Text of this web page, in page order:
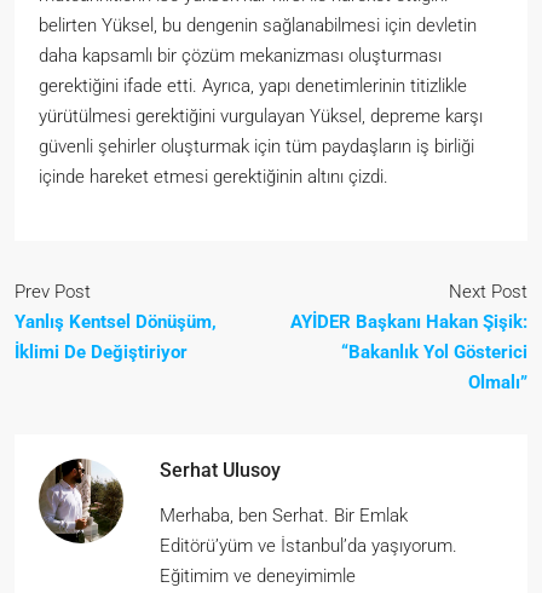
belirten Yüksel, bu dengenin sağlanabilmesi için devletin
daha kapsamlı bir çözüm mekanizması oluşturması
gerektiğini ifade etti. Ayrıca, yapı denetimlerinin titizlikle
yürütülmesi gerektiğini vurgulayan Yüksel, depreme karşı
güvenli şehirler oluşturmak için tüm paydaşların iş birliği
içinde hareket etmesi gerektiğinin altını çizdi.
Prev Post
Yanlış Kentsel Dönüşüm,
İklimi De Değiştiriyor
Next Post
AYİDER Başkanı Hakan Şişik:
“Bakanlık Yol Gösterici
Olmalı”
Serhat Ulusoy
Merhaba, ben Serhat. Bir Emlak
Editörü’yüm ve İstanbul’da yaşıyorum.
Eğitimim ve deneyimimle